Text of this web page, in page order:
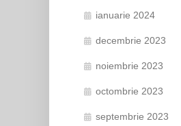
ianuarie 2024
decembrie 2023
noiembrie 2023
octombrie 2023
septembrie 2023